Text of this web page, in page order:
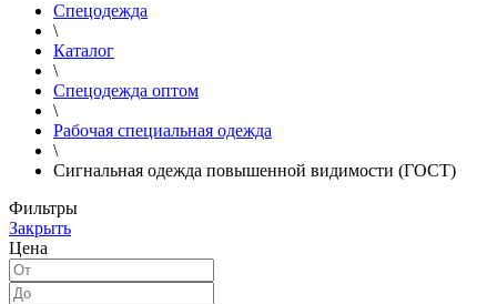
Спецодежда
\
Каталог
\
Спецодежда оптом
\
Рабочая специальная одежда
\
Сигнальная одежда повышенной видимости (ГОСТ)
Фильтры
Закрыть
Цена